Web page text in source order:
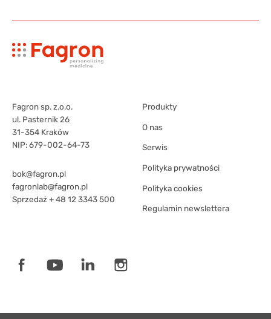
Fagron sp. z.o.o.
ul. Pasternik 26
31-354 Kraków
NIP: 679-002-64-73
bok@fagron.pl
fagronlab@fagron.pl
Sprzedaż + 48 12 3343 500
Produkty
O nas
Serwis
Polityka prywatności
Polityka cookies
Regulamin newslettera